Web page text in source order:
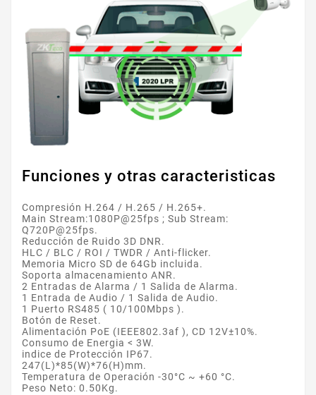
Funciones y otras caracteristicas
Compresión H.264 / H.265 / H.265+.
Main Stream:1080P@25fps ; Sub Stream:
Q720P@25fps.
Reducción de Ruido 3D DNR.
HLC / BLC / ROI / TWDR / Anti-flicker.
Memoria Micro SD de 64Gb incluida.
Soporta almacenamiento ANR.
2 Entradas de Alarma / 1 Salida de Alarma.
1 Entrada de Audio / 1 Salida de Audio.
1 Puerto RS485 ( 10/100Mbps ).
Botón de Reset.
Alimentación PoE (IEEE802.3af ), CD 12V±10%.
Consumo de Energia < 3W.
indice de Protección IP67.
247(L)*85(W)*76(H)mm.
Temperatura de Operación -30°C ~ +60 °C.
Peso Neto: 0.50Kg.